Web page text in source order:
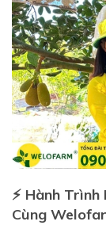
⚡ Hành
Cùng